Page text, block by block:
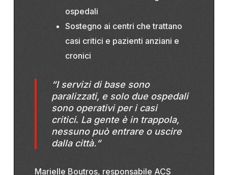
ospedali
Sostegno ai centri che trattano
casi critici e pazienti anziani e
cronici
“I servizi di base sono
paralizzati, e solo due ospedali
sono operativi per i casi
critici. La gente è in trappola,
nessuno può entrare o uscire
dalla città.“
Marielle Boutros, responsabile ACS